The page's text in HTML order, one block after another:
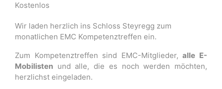
Kostenlos
Wir laden herzlich ins Schloss Steyregg zum
monatlichen EMC Kompetenztreffen ein.
Zum Kompetenztreffen sind EMC-Mitglieder,alle E-
Mobilisten und alle, die es noch werden möchten,
herzlichst eingeladen.